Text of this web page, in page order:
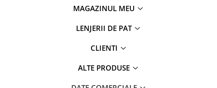
MAGAZINUL MEU
LENJERII DE PAT
CLIENTI
ALTE PRODUSE